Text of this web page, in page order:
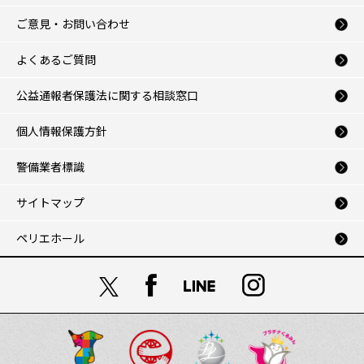
ご意見・お問い合わせ
よくあるご質問
公益通報者保護法に関する相談窓口
個人情報保護方針
警備業者標識
サイトマップ
ペリエホール